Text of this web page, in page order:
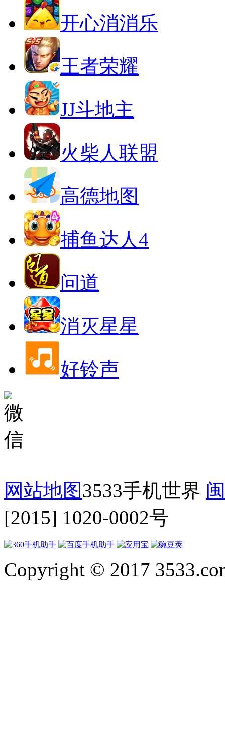
开心消消乐
王者荣耀
JJ斗地主
火柴人联盟
高德地图
捕鱼达人4
问道
消灭星星
好铃声
网站地图3533手机世界
[2015] 1020-0002号
Copyright © 2017